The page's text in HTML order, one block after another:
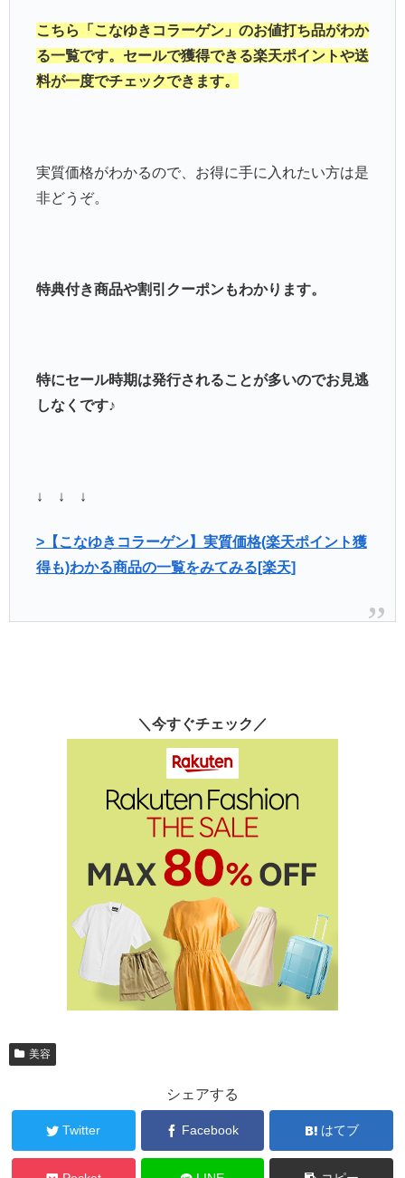
こちら「こなゆきコラーゲン」のお値打ち品がわか
る一覧です。セールで獲得できる楽天ポイントや送
料が一度でチェックできます。
実質価格がわかるので、お得に手に入れたい方は是
非どうぞ。
特典付き商品や割引クーポンもわかります。
特にセール時期は発行されることが多いのでお見逃
しなくです♪
↓ ↓ ↓
>【こなゆきコラーゲン】実質価格(楽天ポイント獲
得も)わかる商品の一覧をみてみる[楽天]
＼今すぐチェック／
美容
シェアする
Twitter Facebook はてブ